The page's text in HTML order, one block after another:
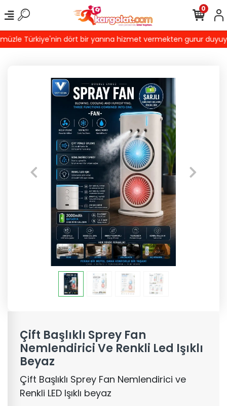
Türkiye'nin dört bir yanına hizmet vermekten gurur
0
Çift Başlıklı Sprey Fan
Nemlendirici Ve Renkli Led Işıklı
Beyaz
Çift Başlıklı Sprey Fan Nemlendirici ve
Renkli LED Işıklı beyaz